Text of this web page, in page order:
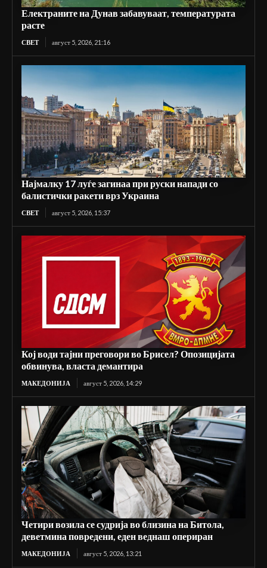
Електраните на Дунав забавуваат, температурата
расте
СВЕТ август 5, 2026, 21:16
Најмалку 17 луѓе загинаа при руски напади со
балистички ракети врз Украина
СВЕТ август 5, 2026, 15:37
Кој води тајни преговори во Брисел? Опозицијата
обвинува, власта демантира
МАКЕДОНИЈА август 5, 2026, 14:29
Четири возила се судрија во близина на Битола,
деветмина повредени, еден веднаш опериран
МАКЕДОНИЈА август 5, 2026, 13:21